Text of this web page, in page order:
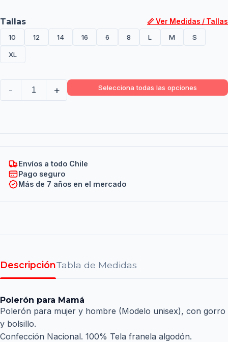
Tallas
📏 Ver Medidas / Tallas
10
12 14 16 6 8 L M S
XL
- + Selecciona todas las opciones
Envíos a todo Chile
Pago seguro
Más de 7 años en el mercado
DescripciónTabla de Medidas
Polerón para Mamá
Polerón para mujer y hombre (Modelo unisex), con gorro
y bolsillo.
Confección Nacional. 100% Tela franela algodón.